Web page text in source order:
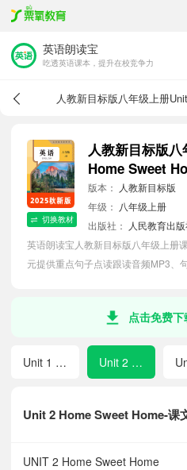
英语朗读宝
吃透英语课本，提升在校竞争力
切换教材
人教新目标版
Home Sweet
版本：
人教新目标版
年级： 八年级上册
出版社：
人民教育出
英语朗读宝人教新目标版八年级上册课文Unit 2 Home
元提供重点句子点读跟读音频MP3、
点击免费
Unit 2 Home Sweet Home-课
UNIT 2 Home Sweet Home
Unit 1 Happy Holiday Unit 2 Home Sweet Home